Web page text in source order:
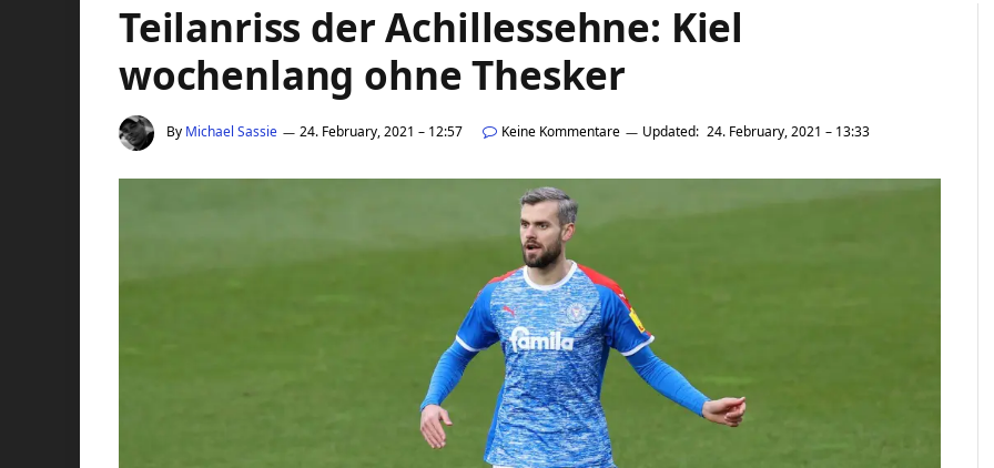
Teilanriss der Achillessehne: Kiel
wochenlang ohne Thesker
By Michael Sassie 24. February, 2021 – 12:57 Keine Kommentare Updated: 24. February, 2021 – 13:33